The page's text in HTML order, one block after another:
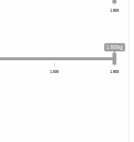
1.800
1.800kg
1.500 1.800